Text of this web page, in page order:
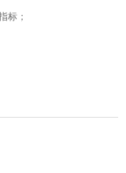
标；